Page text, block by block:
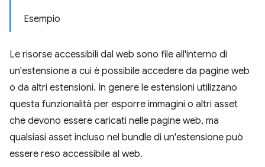
Esempio
Le risorse accessibili dal web sono file all'interno di
un'estensione a cui è possibile accedere da pagine web
o da altri estensioni. In genere le estensioni utilizzano
questa funzionalità per esporre immagini o altri asset
che devono essere caricati nelle pagine web, ma
qualsiasi asset incluso nel bundle di un'estensione può
essere reso accessibile al web.